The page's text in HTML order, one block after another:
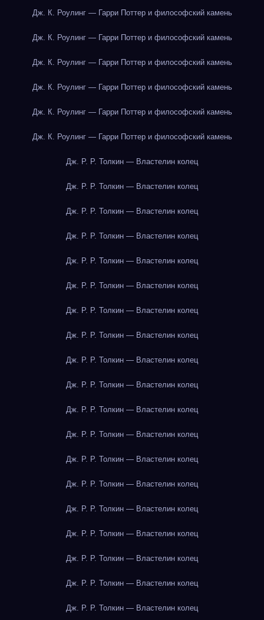
Дж. К. Роулинг — Гарри Поттер и философский камень
Дж. К. Роулинг — Гарри Поттер и философский камень
Дж. К. Роулинг — Гарри Поттер и философский камень
Дж. К. Роулинг — Гарри Поттер и философский камень
Дж. К. Роулинг — Гарри Поттер и философский камень
Дж. К. Роулинг — Гарри Поттер и философский камень
Дж. Р. Р. Толкин — Властелин колец
Дж. Р. Р. Толкин — Властелин колец
Дж. Р. Р. Толкин — Властелин колец
Дж. Р. Р. Толкин — Властелин колец
Дж. Р. Р. Толкин — Властелин колец
Дж. Р. Р. Толкин — Властелин колец
Дж. Р. Р. Толкин — Властелин колец
Дж. Р. Р. Толкин — Властелин колец
Дж. Р. Р. Толкин — Властелин колец
Дж. Р. Р. Толкин — Властелин колец
Дж. Р. Р. Толкин — Властелин колец
Дж. Р. Р. Толкин — Властелин колец
Дж. Р. Р. Толкин — Властелин колец
Дж. Р. Р. Толкин — Властелин колец
Дж. Р. Р. Толкин — Властелин колец
Дж. Р. Р. Толкин — Властелин колец
Дж. Р. Р. Толкин — Властелин колец
Дж. Р. Р. Толкин — Властелин колец
Дж. Р. Р. Толкин — Властелин колец